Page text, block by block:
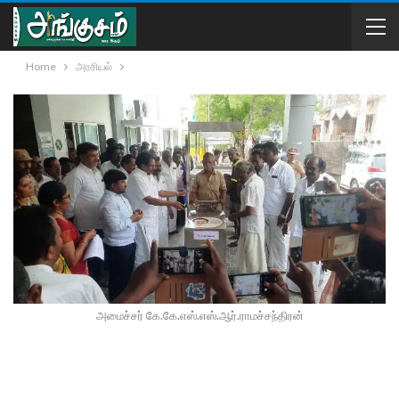
Home அரசியல்
அமைச்சர் கே.கே.எஸ்.எஸ்.ஆர்.ராமச்சந்திரன்